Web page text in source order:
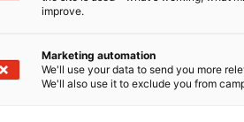
Messung: Sylvac Scan
der neusten Technologie ausgestattet,
improve.
Marketing automation
We'll use your data to send you more
We'll also use it to exclude you from